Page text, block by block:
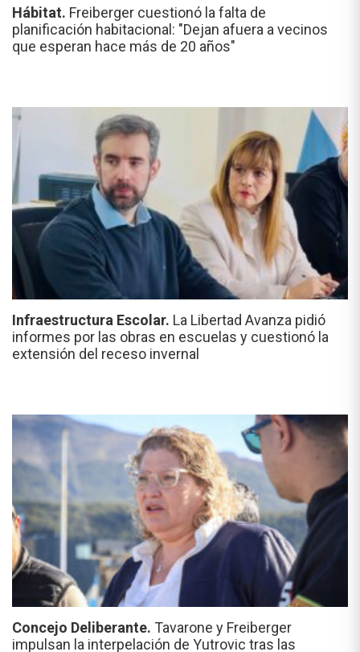
Hábitat. Freiberger cuestionó la falta de
planificación habitacional: "Dejan afuera a vecinos
que esperan hace más de 20 años"
Infraestructura Escolar. La Libertad Avanza pidió
informes por las obras en escuelas y cuestionó la
extensión del receso invernal
Concejo Deliberante. Tavarone y Freiberger
impulsan la interpelación de Yutrovic tras las